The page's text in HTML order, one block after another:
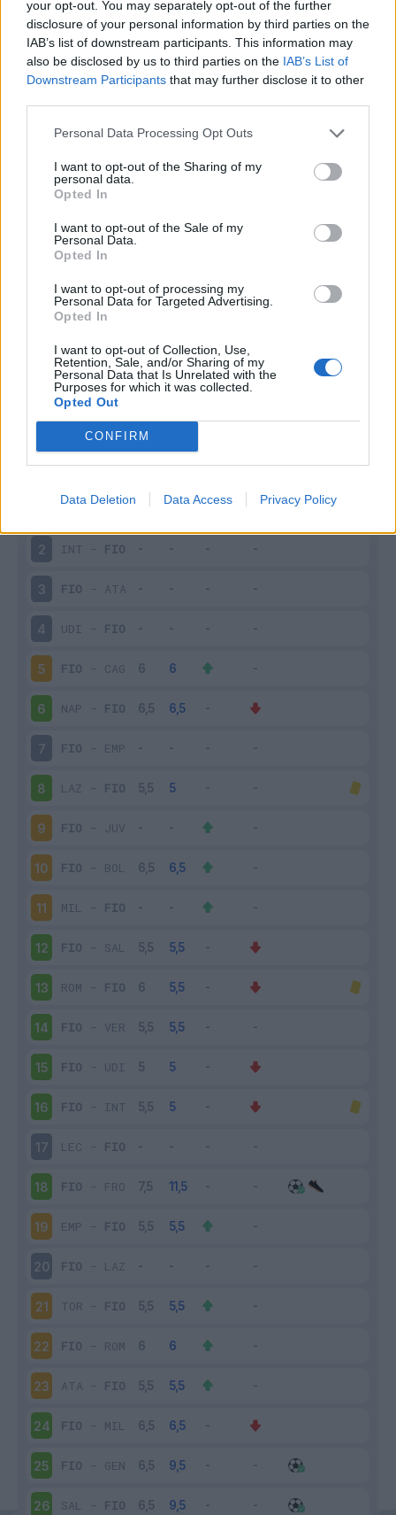
your opt-out. You may separately opt-out of the further
disclosure of your personal information by third parties on the
IAB’s list of downstream participants. This information may
also be disclosed by us to third parties on the IAB’s List of
Downstream Participants that may further disclose it to other
Personal Data Processing Opt Outs
I want to opt-out of the Sharing of my
personal data.
Opted In
I want to opt-out of the Sale of my
Personal Data.
Opted In
I want to opt-out of processing my
Personal Data for Targeted Advertising.
Opted In
I want to opt-out of Collection, Use,
Retention, Sale, and/or Sharing of my
Personal Data that Is Unrelated with the
Purposes for which it was collected.
Opted Out
CONFIRM
Data Deletion Data Access Privacy Policy
Classic Mantra
Riepilogo stagione
9 - 30
Infortunato 0 - 0%
Scarica riepilogo
stagionale
Scarica
FIO-LEC
2 INT - FIO
3 FIO - ATA
4 UDI - FIO
5 FIO - CAG
6 NAP - FIO
7 FIO - EMP
8 LAZ - FIO
9 FIO - JUV
10 FIO - BOL
11 MIL - FIO
12 FIO - SAL
13 ROM - FIO
14 FIO - VER
15 FIO - UDI
16 FIO - INT
17 LEC - FIO
18 FIO - FRO
19 EMP - FIO
20 FIO - LAZ
21 TOR - FIO
22 FIO - ROM
23 ATA - FIO
24 FIO - MIL
25 FIO - GEN
26 SAL - FIO